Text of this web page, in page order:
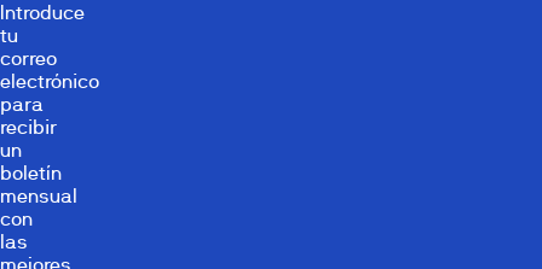
Introduce
tu
correo
electrónico
para
recibir
un
boletín
mensual
con
las